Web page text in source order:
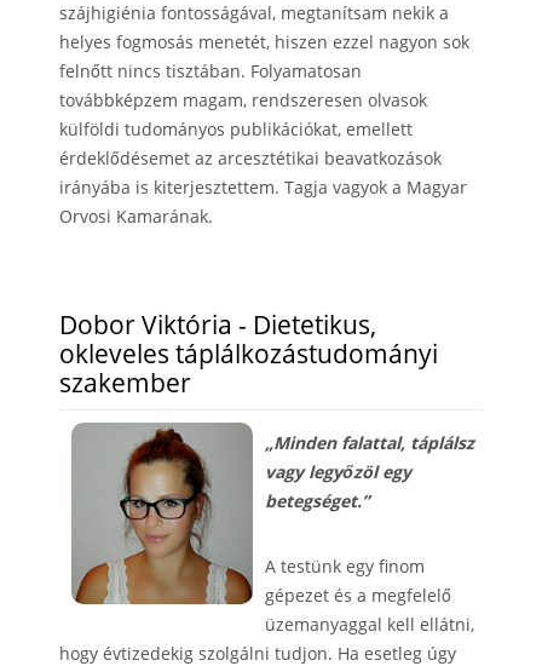
szájhigiénia fontosságával, megtanítsam nekik a
helyes fogmosás menetét, hiszen ezzel nagyon sok
felnőtt nincs tisztában. Folyamatosan
továbbképzem magam, rendszeresen olvasok
külföldi tudományos publikációkat, emellett
érdeklődésemet az arcesztétikai beavatkozások
irányába is kiterjesztettem. Tagja vagyok a Magyar
Orvosi Kamarának.
Dobor Viktória - Dietetikus,
okleveles táplálkozástudományi
szakember
„Minden falattal, táplálsz
vagy legyőzöl egy
betegséget.”
A testünk egy finom
gépezet és a megfelelő
üzemanyaggal kell ellátni,
hogy évtizedekig szolgálni tudjon. Ha esetleg úgy